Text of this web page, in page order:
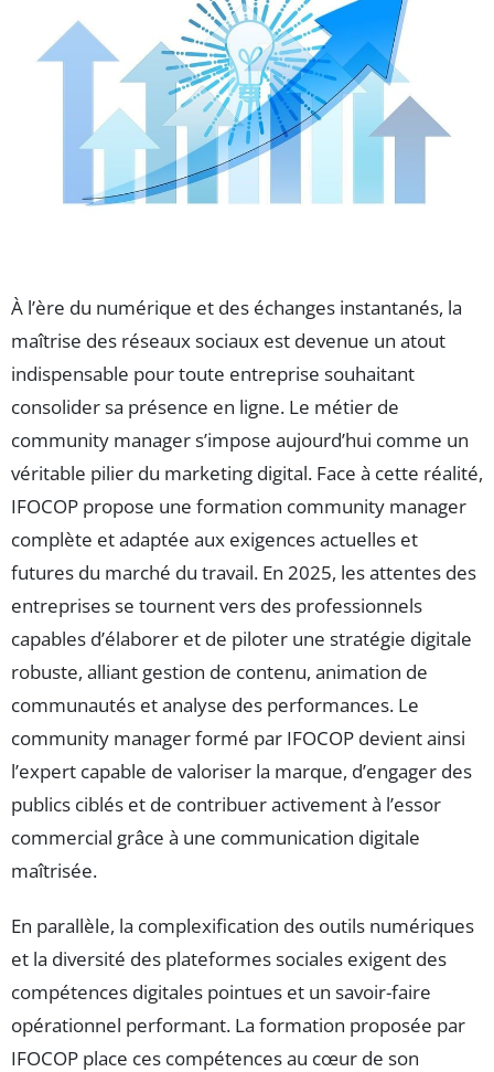
À l’ère du numérique et des échanges instantanés, la
maîtrise des réseaux sociaux est devenue un atout
indispensable pour toute entreprise souhaitant
consolider sa présence en ligne. Le métier de
community manager s’impose aujourd’hui comme un
véritable pilier du marketing digital. Face à cette réalité,
IFOCOP propose une formation community manager
complète et adaptée aux exigences actuelles et
futures du marché du travail. En 2025, les attentes des
entreprises se tournent vers des professionnels
capables d’élaborer et de piloter une stratégie digitale
robuste, alliant gestion de contenu, animation de
communautés et analyse des performances. Le
community manager formé par IFOCOP devient ainsi
l’expert capable de valoriser la marque, d’engager des
publics ciblés et de contribuer activement à l’essor
commercial grâce à une communication digitale
maîtrisée.
En parallèle, la complexification des outils numériques
et la diversité des plateformes sociales exigent des
compétences digitales pointues et un savoir-faire
opérationnel performant. La formation proposée par
IFOCOP place ces compétences au cœur de son